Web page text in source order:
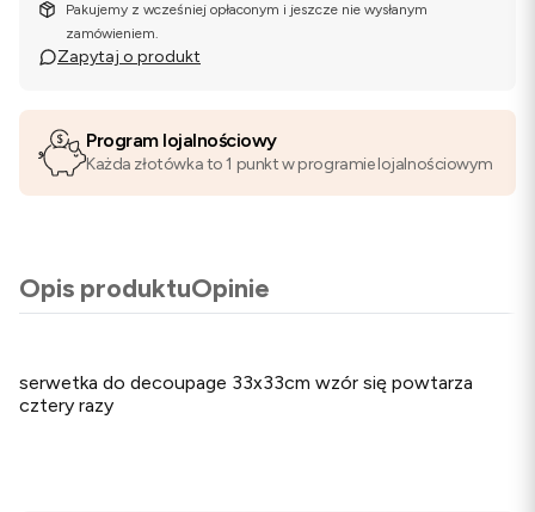
Pakujemy z wcześniej opłaconym i jeszcze nie wysłanym
zamówieniem.
Zapytaj o produkt
Program lojalnościowy
Każda złotówka to 1 punkt w programie lojalnościowym
Opis produktuOpinie
serwetka do decoupage 33x33cm wzór się powtarza
cztery razy